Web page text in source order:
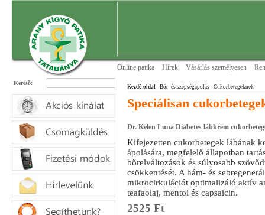
Online patika Hírek Vásárlás személyesen
Keresõ:
Kezdõ oldal - Bőr- és szépségápolás - Cukorbetegeknek
Speciálisan
Dr. Kelen Luna Diabetes lábkrém
Kifejezetten cukorbetegek lábának
ápolására, megfelelő állapotban
bőrelváltozások és súlyosabb
csökkentését. A hám- és
mikrocirkulációt optimalizáló aktív
teafaolaj, mentol és capsaicin.
2525 Ft